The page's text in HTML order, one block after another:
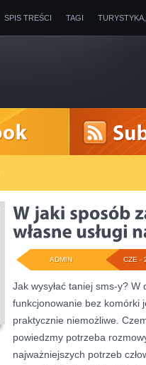
SPIS TREŚCI TAGI
CZE -
ADMIN
Jak wysyłać taniej sms-y? W
funkcjonowanie bez komórki
praktycznie niemożliwe.
powiedzmy potrzeba
najważniejszych potrzeb